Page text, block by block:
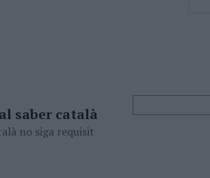
saber català
no siga requisit